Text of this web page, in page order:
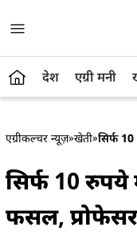
देश एग्री मनी
एग्रीकल्चर न्यूज़»खेती»सिर्फ
सिर्फ 10
फसल,